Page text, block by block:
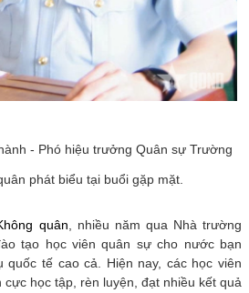
- Phó hiệu trưởng Quân sự Trường
phát biểu tại buổi gặp mặt.
quân, nhiều năm qua Nhà trường
tạo học viên quân sự cho nước bạn
quốc tế cao cả. Hiện nay, các học viên
cực học tập, rèn luyện, đạt nhiều kết quả